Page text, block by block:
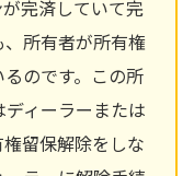
完済していて完
所有者が所有権
のです。この所
ィーラーまたは
留保解除をしな